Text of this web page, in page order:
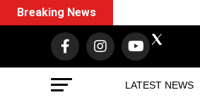
LATEST NEWS
Breaking News